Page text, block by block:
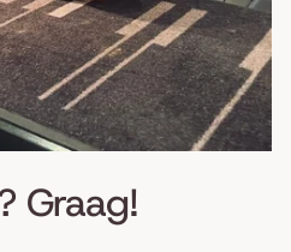
Graag!